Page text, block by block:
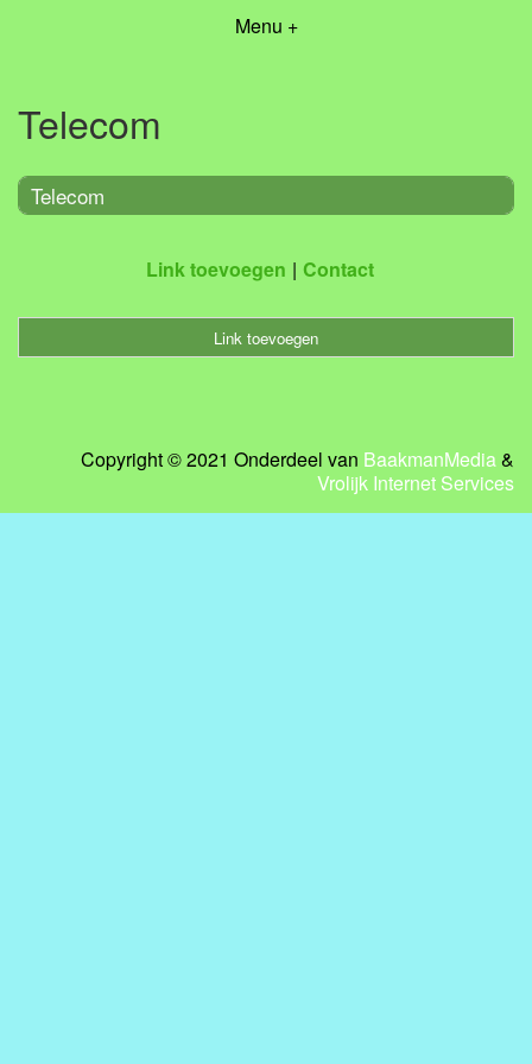
Menu +
Telecom
Telecom
Link toevoegen Contact
Link toevoegen
Copyright © 2021 Onderdeel van BaakmanMedia&
Vrolijk Internet Services